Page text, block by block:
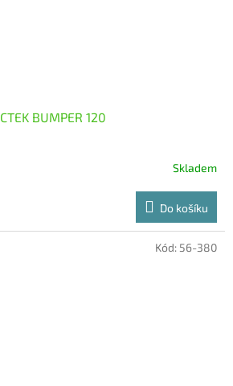
CTEK BUMPER 120
Skladem
Do košíku
Kód: 56-380